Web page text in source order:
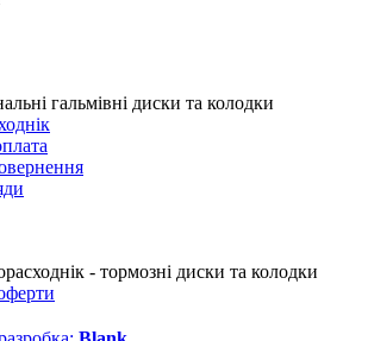
гальмівні диски та колодки
- тормозні диски та колодки